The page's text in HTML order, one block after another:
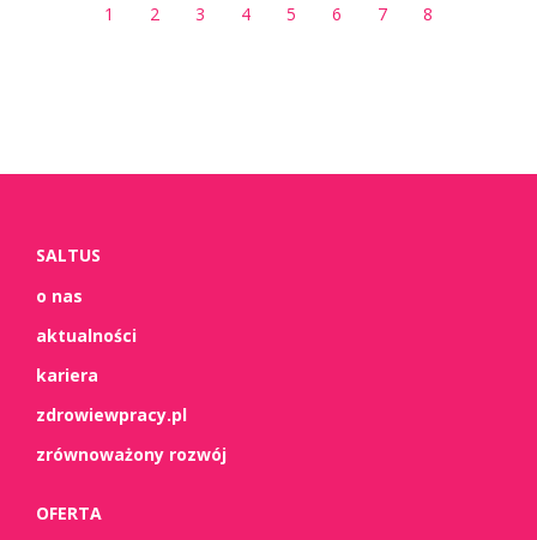
1 2 3 4 5 6 7 8
SALTUS
o nas
aktualności
kariera
zdrowiewpracy.pl
zrównoważony rozwój
OFERTA